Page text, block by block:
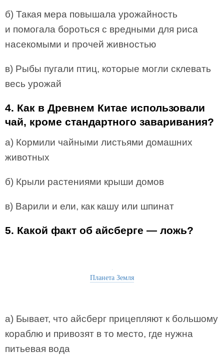
б) Такая мера повышала урожайность
и помогала бороться с вредными для риса
насекомыми и прочей живностью
в) Рыбы пугали птиц, которые могли склевать
весь урожай
4. Как в Древнем Китае использовали
чай, кроме стандартного заваривания?
а) Кормили чайными листьями домашних
животных
б) Крыли растениями крыши домов
в) Варили и ели, как кашу или шпинат
5. Какой факт об айсберге — ложь?
Планета Земля
а) Бывает, что айсберг прицепляют к большому
кораблю и привозят в то место, где нужна
питьевая вода